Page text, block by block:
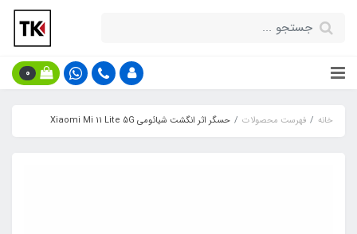
0
خانه فهرست محصولات حسگر اثر انگشت شیائومی Xiaomi Mi 11 Lite 5G